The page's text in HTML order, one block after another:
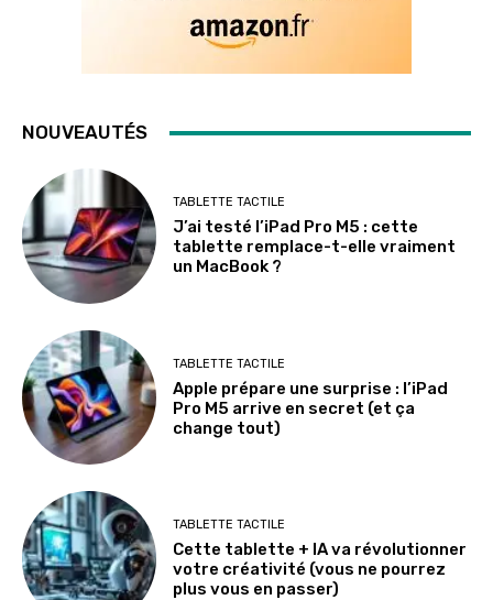
NOUVEAUTÉS
TABLETTE TACTILE
J’ai testé l’iPad Pro M5 : cette
tablette remplace-t-elle vraiment
un MacBook ?
TABLETTE TACTILE
Apple prépare une surprise : l’iPad
Pro M5 arrive en secret (et ça
change tout)
TABLETTE TACTILE
Cette tablette + IA va révolutionner
votre créativité (vous ne pourrez
plus vous en passer)